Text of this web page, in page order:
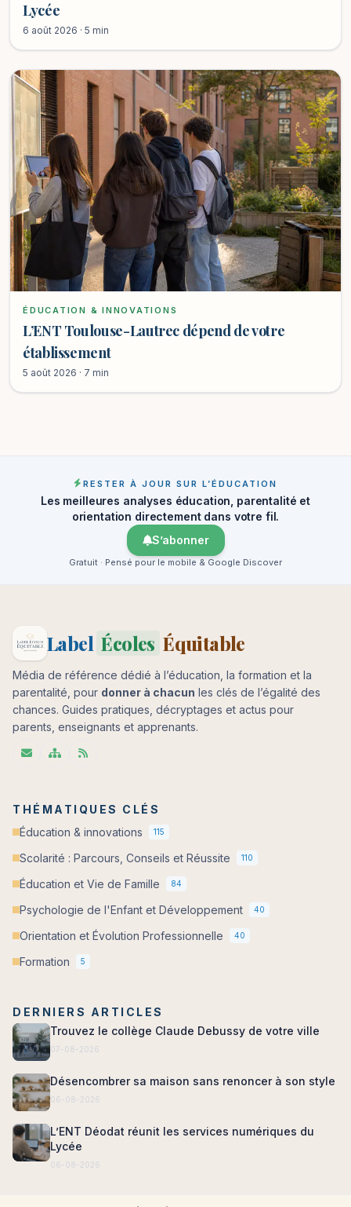
Lycée
6 août 2026 · 5 min
ÉDUCATION & INNOVATIONS
L’ENT Toulouse-Lautrec dépend de votre
établissement
5 août 2026 · 7 min
RESTER À JOUR SUR L’ÉDUCATION
Les meilleures analyses éducation, parentalité et
orientation directement dans votre fil.
S’abonner
Gratuit · Pensé pour le mobile & Google Discover
Label Écoles Équitable
Média de référence dédié à l’éducation, la formation et la
parentalité, pour donner à chacun les clés de l’égalité des
chances. Guides pratiques, décryptages et actus pour
parents, enseignants et apprenants.
THÉMATIQUES CLÉS
Éducation & innovations
115
Scolarité : Parcours, Conseils et Réussite 110
Éducation et Vie de Famille 84
Psychologie de l'Enfant et Développement 40
Orientation et Évolution Professionnelle 40
Formation 5
DERNIERS ARTICLES
Trouvez le collège Claude Debussy de votre ville
07-08-2026
Désencombrer sa maison sans renoncer à son style
06-08-2026
L’ENT Déodat réunit les services numériques du
Lycée
06-08-2026